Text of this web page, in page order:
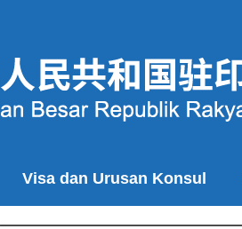
Visa dan Urusan Konsul